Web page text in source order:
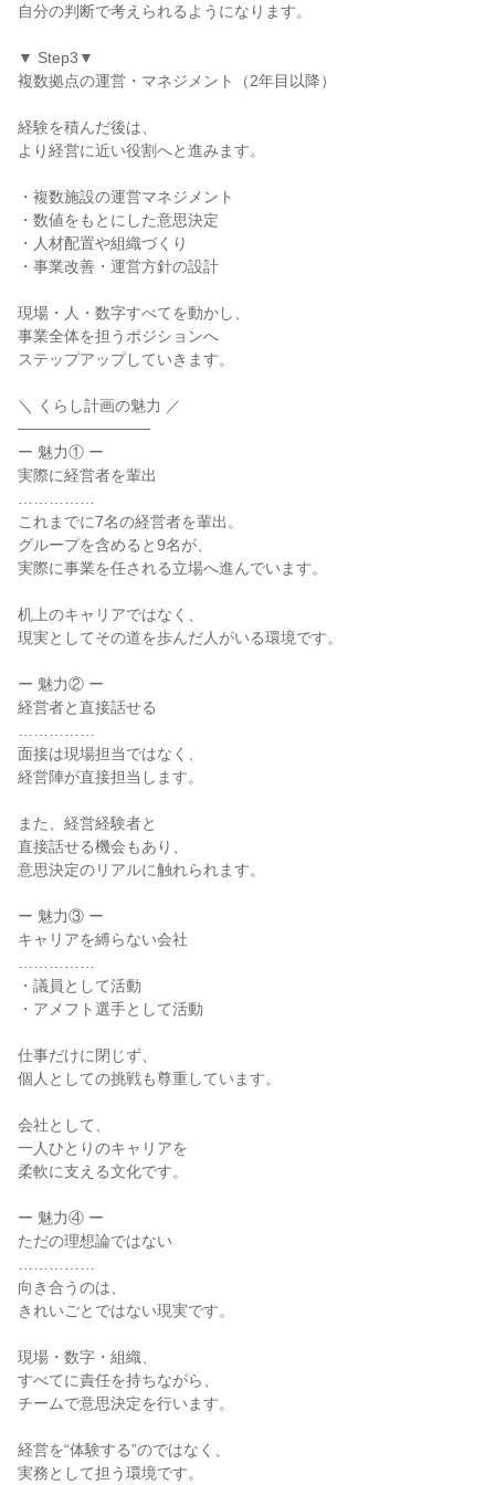
自分の判断で考えられるようになります。
▼ Step3▼
複数拠点の運営・マネジメント（2年目以降）
経験を積んだ後は、
より経営に近い役割へと進みます。
・複数施設の運営マネジメント
・数値をもとにした意思決定
・人材配置や組織づくり
・事業改善・運営方針の設計
現場・人・数字すべてを動かし、
事業全体を担うポジションへ
ステップアップしていきます。
＼ くらし計画の魅力 ／
────────────
ー 魅力① ー
実際に経営者を輩出
これまでに7名の経営者を輩出。
グループを含めると9名が、
実際に事業を任される立場へ進んでいます。
机上のキャリアではなく、
現実としてその道を歩んだ人がいる環境です。
ー 魅力② ー
経営者と直接話せる
面接は現場担当ではなく、
経営陣が直接担当します。
また、経営経験者と
直接話せる機会もあり、
意思決定のリアルに触れられます。
ー 魅力③ ー
キャリアを縛らない会社
・議員として活動
・アメフト選手として活動
仕事だけに閉じず、
個人としての挑戦も尊重しています。
会社として、
一人ひとりのキャリアを
柔軟に支える文化です。
ー 魅力④ ー
ただの理想論ではない
向き合うのは、
きれいごとではない現実です。
現場・数字・組織、
すべてに責任を持ちながら、
チームで意思決定を行います。
経営を“体験する”のではなく、
実務として担う環境です。